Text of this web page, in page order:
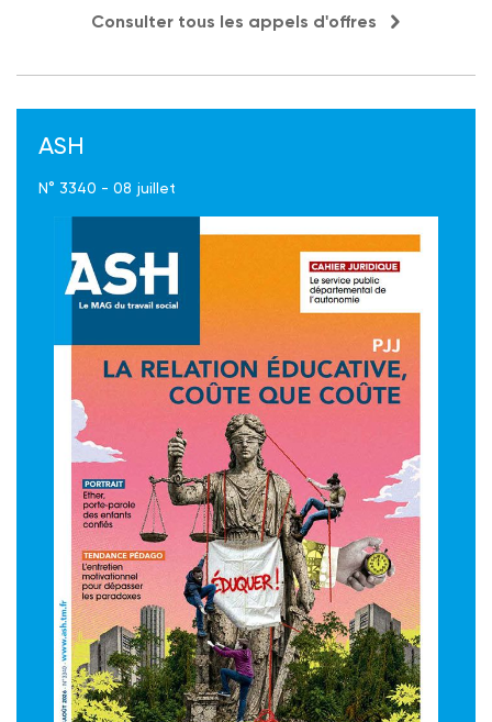
Consulter tous les appels d'offres
ASH
N° 3340 - 08 juillet